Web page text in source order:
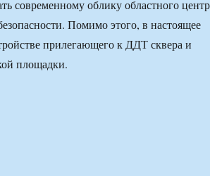
современному облику областного
Помимо этого, в настоящее
прилегающего к ДДТ сквера и
площадки.